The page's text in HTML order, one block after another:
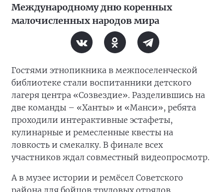
Международному дню коренных
малочисленных народов мира
Гостями этнопикника в межпоселенческой
библиотеке стали воспитанники детского
лагеря центра «Созвездие». Разделившись на
две команды – «Ханты» и «Манси», ребята
проходили интерактивные эстафеты,
кулинарные и ремесленные квесты на
ловкость и смекалку. В финале всех
участников ждал совместный видеопросмотр.
А в музее истории и ремёсел Советского
района для бойцов трудовых отрядов